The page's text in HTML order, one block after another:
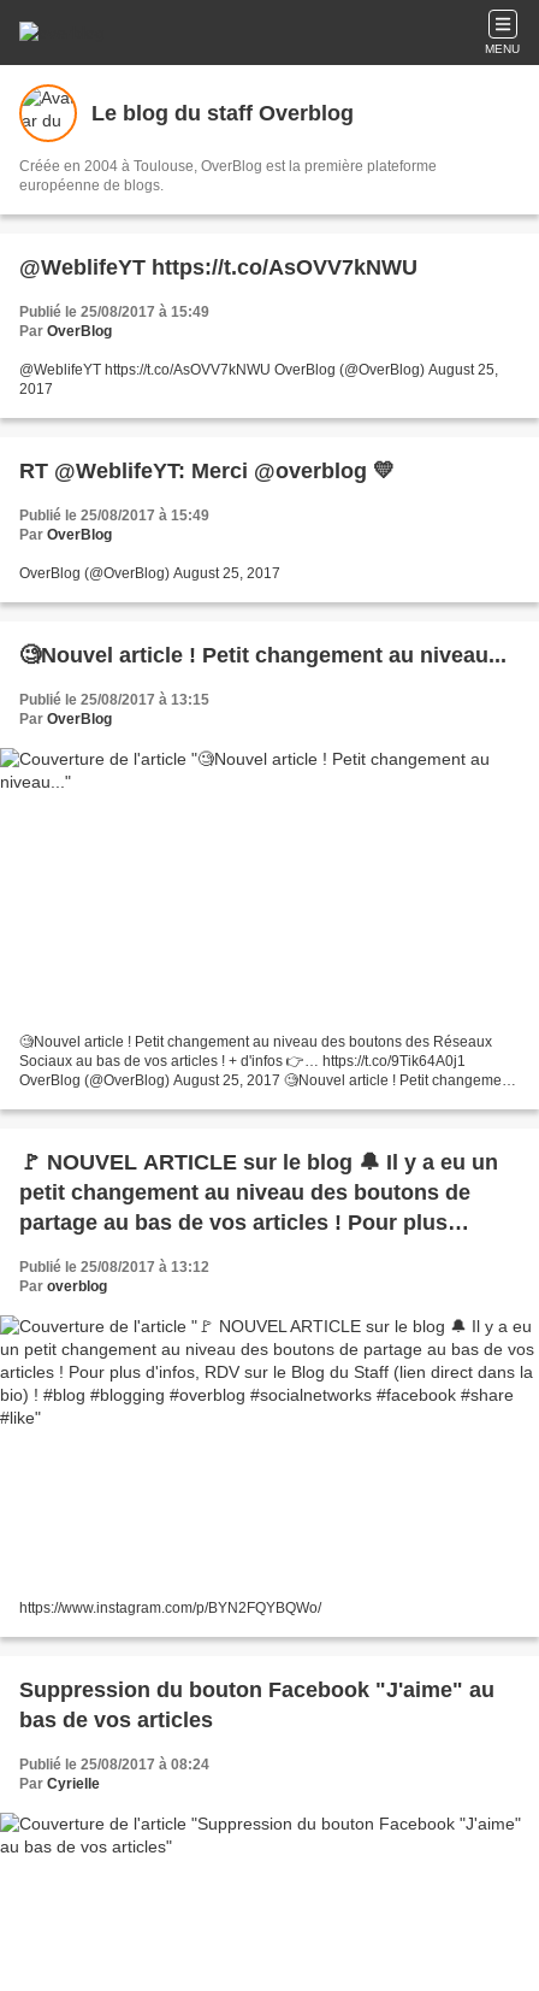
MENU
Le blog du staff Overblog
Créée en 2004 à Toulouse, OverBlog est la première plateforme
européenne de blogs.
@WeblifeYT https://t.co/AsOVV7kNWU
Publié le 25/08/2017 à 15:49
Par OverBlog
@WeblifeYT https://t.co/AsOVV7kNWU OverBlog (@OverBlog) August 25,
2017
RT @WeblifeYT: Merci @overblog 💛
Publié le 25/08/2017 à 15:49
Par OverBlog
OverBlog (@OverBlog) August 25, 2017
🧐Nouvel article ! Petit changement au niveau...
Publié le 25/08/2017 à 13:15
Par OverBlog
🧐Nouvel article ! Petit changement au niveau des boutons des Réseaux
Sociaux au bas de vos articles ! + d'infos 👉… https://t.co/9Tik64A0j1
OverBlog (@OverBlog) August 25, 2017 🧐Nouvel article ! Petit changement
🚩 NOUVEL ARTICLE sur le blog 🔔 Il y a eu un
petit changement au niveau des boutons de
partage au bas de vos articles ! Pour plus
dans la bio) ! #blog #blogging #overblog
Publié le 25/08/2017 à 13:12
Par overblog
https://www.instagram.com/p/BYN2FQYBQWo/
Suppression du bouton Facebook "J'aime" au
bas de vos articles
Publié le 25/08/2017 à 08:24
Par Cyrielle